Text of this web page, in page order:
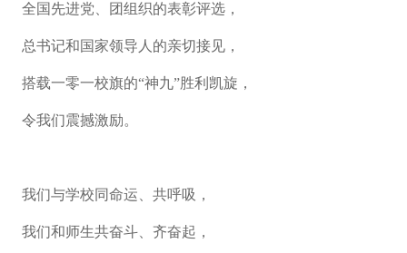
全国先进党、团组织的表彰评选，
总书记和国家领导人的亲切接见，
搭载一零一校旗的“神九”胜利凯旋，
令我们震撼激励。
我们与学校同命运、共呼吸，
我们和师生共奋斗、齐奋起，